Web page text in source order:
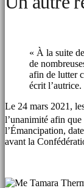
« À la suite
de
afin de lutter
écrit l’autrice.
Le 24 mars 2021,
l’unanimité afin que
l’Émancipation,
avant la